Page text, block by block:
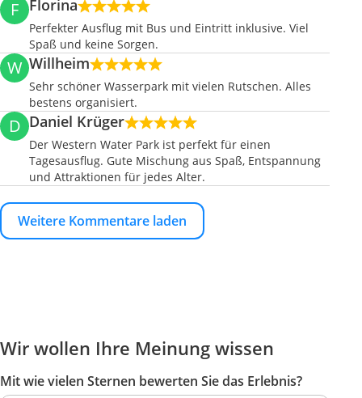
F Florina
Perfekter Ausflug mit Bus und Eintritt inklusive. Viel
Spaß und keine Sorgen.
W Willheim
Sehr schöner Wasserpark mit vielen Rutschen. Alles
bestens organisiert.
D Daniel Krüger
Der Western Water Park ist perfekt für einen
Tagesausflug. Gute Mischung aus Spaß, Entspannung
und Attraktionen für jedes Alter.
Weitere Kommentare laden
Wir wollen Ihre Meinung wissen
Mit wie vielen Sternen bewerten Sie das Erlebnis?